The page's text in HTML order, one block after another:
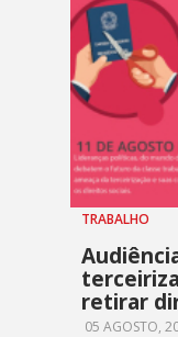
TRABALHO
retirar
05 AGOSTO,